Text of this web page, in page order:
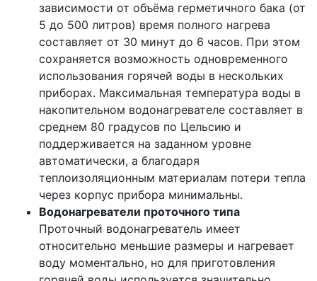
зависимости от объёма герметичного бака (от
5 до 500 литров) время полного нагрева
составляет от 30 минут до 6 часов. При этом
сохраняется возможность одновременного
использования горячей воды в нескольких
приборах. Максимальная температура воды в
накопительном водонагревателе составляет в
среднем 80 градусов по Цельсию и
поддерживается на заданном уровне
автоматически, а благодаря
теплоизоляционным материалам потери тепла
через корпус прибора минимальны.
Водонагреватели проточного типа
Проточный водонагреватель имеет
относительно меньшие размеры и нагревает
воду моментально, но для приготовления